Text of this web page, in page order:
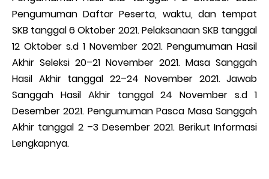
Pengumuman Daftar Peserta, waktu, dan tempat
SKB tanggal 6 Oktober 2021. Pelaksanaan SKB tanggal
12 Oktober s.d 1 November 2021. Pengumuman Hasil
Akhir Seleksi 20–21 November 2021. Masa Sanggah
Hasil Akhir tanggal 22–24 November 2021. Jawab
Sanggah Hasil Akhir tanggal 24 November s.d 1
Desember 2021. Pengumuman Pasca Masa Sanggah
Akhir tanggal 2 –3 Desember 2021. Berikut Informasi
Lengkapnya.